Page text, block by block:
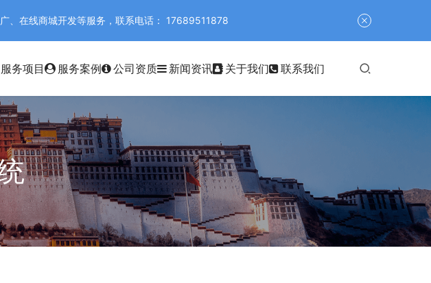
、在线商城开发等服务，联系电话： 17689511878
服务项目 服务案例 公司资质 新闻资讯 关于我们 联系我们